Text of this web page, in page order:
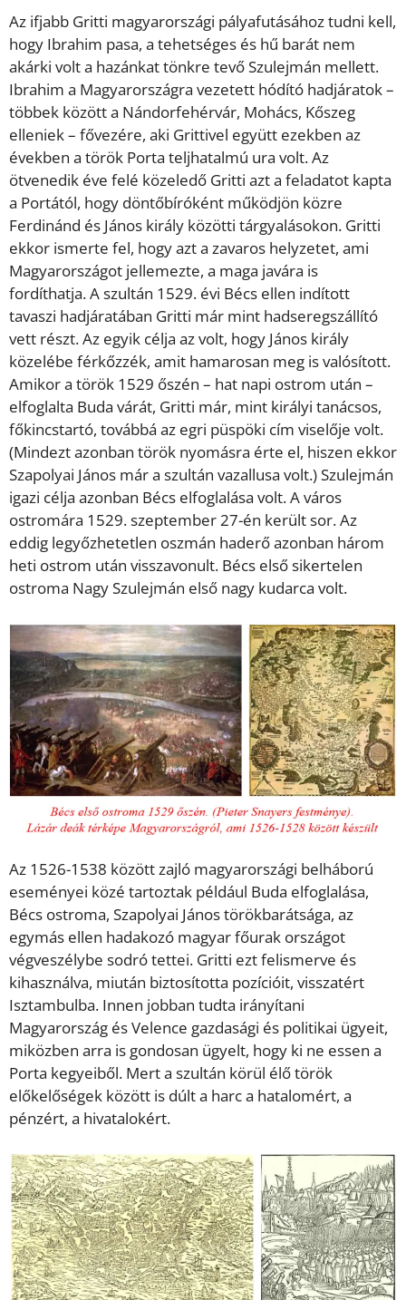
Az ifjabb Gritti magyarországi pályafutásához tudni kell,
hogy Ibrahim pasa, a tehetséges és hű barát nem
akárki volt a hazánkat tönkre tevő Szulejmán mellett.
Ibrahim a Magyarországra vezetett hódító hadjáratok –
többek között a Nándorfehérvár, Mohács, Kőszeg
elleniek – fővezére, aki Grittivel együtt ezekben az
években a török Porta teljhatalmú ura volt. Az
ötvenedik éve felé közeledő Gritti azt a feladatot kapta
a Portától, hogy döntőbíróként működjön közre
Ferdinánd és János király közötti tárgyalásokon. Gritti
ekkor ismerte fel, hogy azt a zavaros helyzetet, ami
Magyarországot jellemezte, a maga javára is
fordíthatja. A szultán 1529. évi Bécs ellen indított
tavaszi hadjáratában Gritti már mint hadseregszállító
vett részt. Az egyik célja az volt, hogy János király
közelébe férkőzzék, amit hamarosan meg is valósított.
Amikor a török 1529 őszén – hat napi ostrom után –
elfoglalta Buda várát, Gritti már, mint királyi tanácsos,
főkincstartó, továbbá az egri püspöki cím viselője volt.
(Mindezt azonban török nyomásra érte el, hiszen ekkor
Szapolyai János már a szultán vazallusa volt.) Szulejmán
igazi célja azonban Bécs elfoglalása volt. A város
ostromára 1529. szeptember 27-én került sor. Az
eddig legyőzhetetlen oszmán haderő azonban három
heti ostrom után visszavonult. Bécs első sikertelen
ostroma Nagy Szulejmán első nagy kudarca volt.
Az 1526-1538 között zajló magyarországi belháború
eseményei közé tartoztak például Buda elfoglalása,
Bécs ostroma, Szapolyai János törökbarátsága, az
egymás ellen hadakozó magyar főurak országot
végveszélybe sodró tettei. Gritti ezt felismerve és
kihasználva, miután biztosította pozícióit, visszatért
Isztambulba. Innen jobban tudta irányítani
Magyarország és Velence gazdasági és politikai ügyeit,
miközben arra is gondosan ügyelt, hogy ki ne essen a
Porta kegyeiből. Mert a szultán körül élő török
előkelőségek között is dúlt a harc a hatalomért, a
pénzért, a hivatalokért.